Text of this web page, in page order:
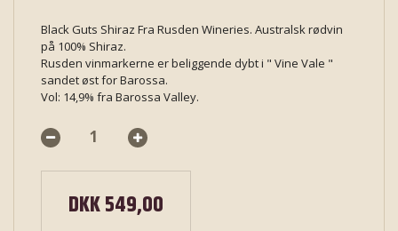
Black Guts Shiraz Fra Rusden Wineries. Australsk rødvin
på 100% Shiraz.
Rusden vinmarkerne er beliggende dybt i " Vine Vale "
sandet øst for Barossa.
Vol: 14,9% fra Barossa Valley.
DKK 549,00